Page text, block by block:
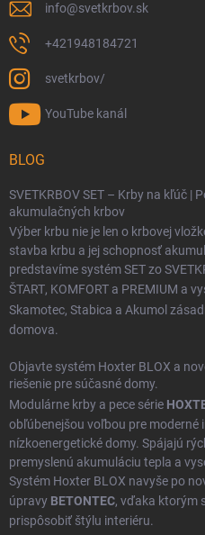
info@svetkrbov.sk
+421948184721
svetkrbov/
YouTube kanál
BLOG
SVETKRBOV SET – Krby na kľúč |
akumulačných krbov
Výber krbu nie je len o krbovej
stavba krbu a jej schopnosť
predstavíme systém SET zo
ŠTART, KOMFORT a PREMIUM a
Skamotec, Stabica a Akumol
domova.
Objavte systém Hoxter BLOX a
riešenie pre súčasné domy.
Modulárne krby a pece série
obľúbenejšou voľbou pre moderné
nízkoenergetické domy. Spájajú
premyslenú akumuláciu tepla a
Systém Hoxter BLOX navyše po
úpravy BETONTEC, vďaka ktorým
prispôsobiť štýlu interiéru.